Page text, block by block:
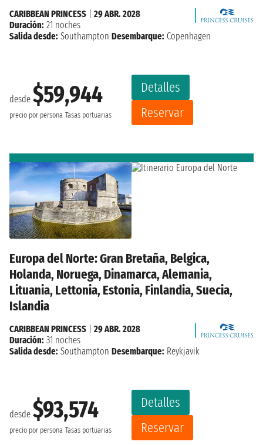
desde $59,944
precio por persona Tasas portuarias
Detalles
Reservar
CARIBBEAN PRINCESS
29 ABR. 2028
Duración: 21 noches
Salida desde: Southampton Desembarque: Copenhagen
Europa del Norte: Gran Bretaña, Belgica,
Holanda, Noruega, Dinamarca, Alemania,
Lituania, Lettonia, Estonia, Finlandia, Suecia,
Islandia
desde $93,574
precio por persona Tasas portuarias
Detalles
Reservar
CARIBBEAN PRINCESS
29 ABR. 2028
Duración: 31 noches
Salida desde: Southampton Desembarque: Reykjavik